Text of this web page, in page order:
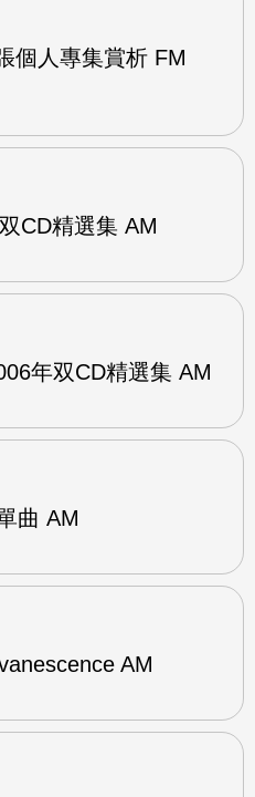
個人專集賞析 FM
CD精選集 AM
年双CD精選集 AM
曲 AM
AM